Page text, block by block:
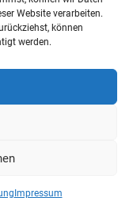
Website verarbeiten.
können
werden.
Impressum
innerhalb derGaming
Konflikt der
und warum werden
in diesem Diskurs?
was nur Satire?